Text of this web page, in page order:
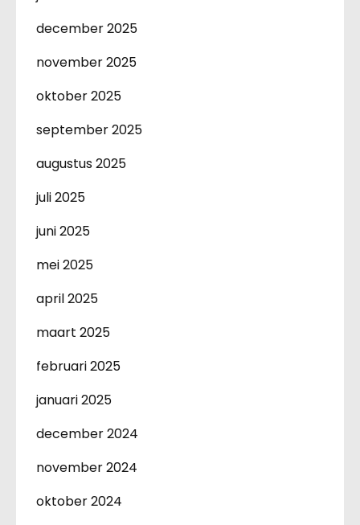
december 2025
november 2025
oktober 2025
september 2025
augustus 2025
juli 2025
juni 2025
mei 2025
april 2025
maart 2025
februari 2025
januari 2025
december 2024
november 2024
oktober 2024